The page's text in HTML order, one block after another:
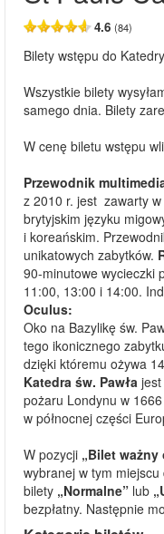
4.6 (84)
Bilety wstępu do
Wszystkie bilety
samego dnia. Bilety
W cenę biletu wstępu
Przewodnik
z 2010 r. jest zawarty
brytyjskim języku
i koreańskim.
unikatowych zabytków.
90-minutowe wycieczki
11:00, 13:00 i 14:00.
Oculus:
Oko na Bazylikę św.
tego ikonicznego
dzięki któremu ożywa
Katedra św. Pawła
pożaru Londynu w
w północnej części
W pozycji „Bilet ważny
wybranej w tym miejscu
bilety „Normalne” lub
bezpłatny. Następnie